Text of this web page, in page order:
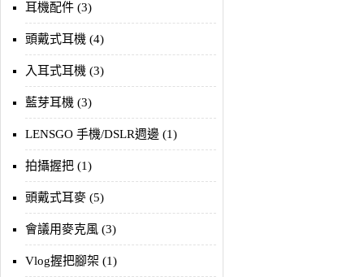
耳機配件 (3)
頭戴式耳機 (4)
入耳式耳機 (3)
藍芽耳機 (3)
LENSGO 手機/DSLR週邊 (1)
拍攝握把 (1)
頭戴式耳麥 (5)
會議用麥克風 (3)
Vlog握把腳架 (1)